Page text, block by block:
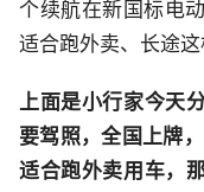
个续航在新国标电
适合跑外卖、长途这
上面是小行家今天
要驾照，全国上牌
适合跑外卖用车，